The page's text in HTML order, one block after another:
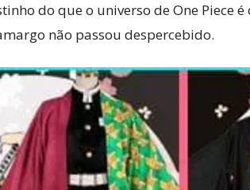
do que o universo de One Piece é
não passou despercebido.